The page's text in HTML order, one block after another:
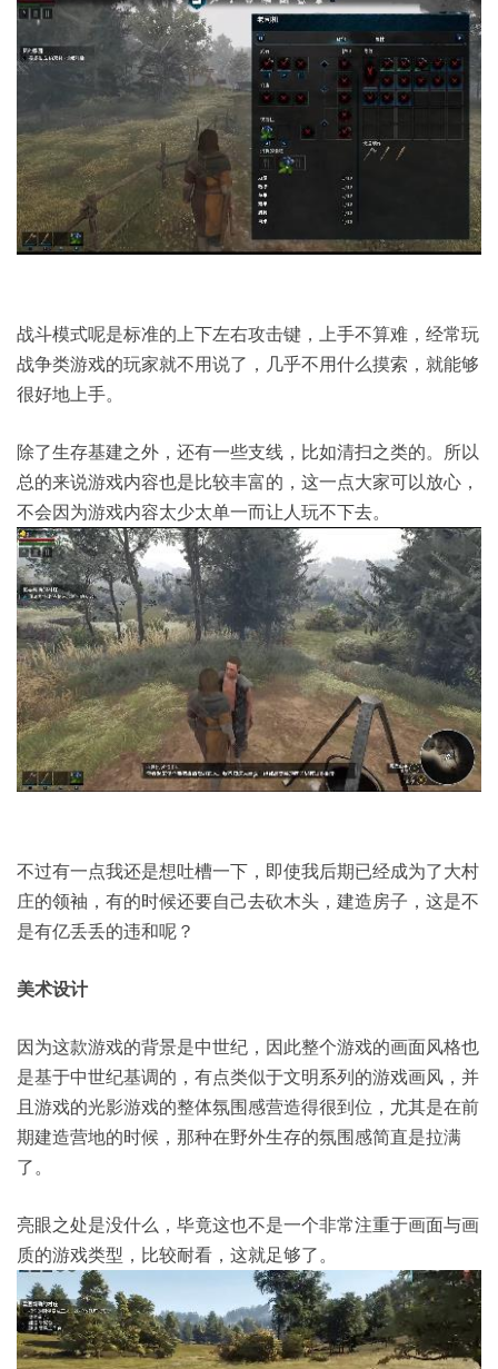
战斗模式呢是标准的上下左右攻击键，上手不算难，经常玩
战争类游戏的玩家就不用说了，几乎不用什么摸索，就能够
很好地上手。
除了生存基建之外，还有一些支线，比如清扫之类的。所以
总的来说游戏内容也是比较丰富的，这一点大家可以放心，
不会因为游戏内容太少太单一而让人玩不下去。
不过有一点我还是想吐槽一下，即使我后期已经成为了大村
庄的领袖，有的时候还要自己去砍木头，建造房子，这是不
是有亿丢丢的违和呢？
美术设计
因为这款游戏的背景是中世纪，因此整个游戏的画面风格也
是基于中世纪基调的，有点类似于文明系列的游戏画风，并
且游戏的光影游戏的整体氛围感营造得很到位，尤其是在前
期建造营地的时候，那种在野外生存的氛围感简直是拉满
了。
亮眼之处是没什么，毕竟这也不是一个非常注重于画面与画
质的游戏类型，比较耐看，这就足够了。